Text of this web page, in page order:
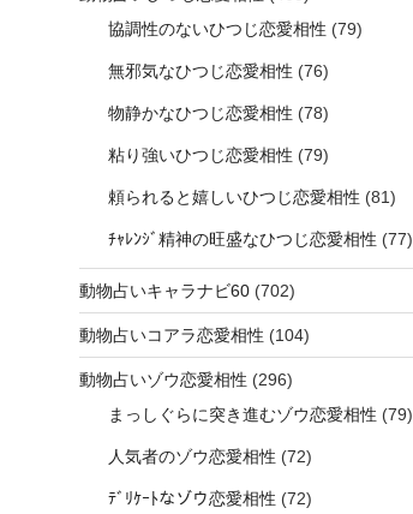
協調性のないひつじ恋愛相性 (79)
無邪気なひつじ恋愛相性 (76)
物静かなひつじ恋愛相性 (78)
粘り強いひつじ恋愛相性 (79)
頼られると嬉しいひつじ恋愛相性 (81)
ﾁｬﾚﾝｼﾞ精神の旺盛なひつじ恋愛相性 (77)
動物占いキャラナビ60(702)
動物占いコアラ恋愛相性 (104)
動物占いゾウ恋愛相性 (296)
まっしぐらに突き進むゾウ恋愛相性 (79)
人気者のゾウ恋愛相性 (72)
ﾃﾞﾘｹｰﾄなゾウ恋愛相性 (72)